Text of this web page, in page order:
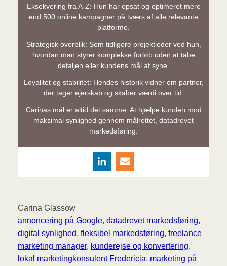
Eksekvering fra A-Z: Hun har opsat og optimeret mere
end 500 online kampagner på tværs af alle relevante
platforme.
Strategisk overblik: Som tidligere projektleder ved hun,
hvordan man styrer komplekse forløb uden at tabe
detaljen eller kundens mål af syne.
Loyalitet og stabilitet: Hendes historik vidner om partner,
der tager ejerskab og skaber værdi over tid.
Carinas mål er altid det samme: At hjælpe kunden mod
maksimal synlighed gennem målrettet, datadrevet
markedsføring.
Carina Glassow
annoncering på Google, datadrevet markedsføring
digital synlighed, fleksibel markedsføring, freelance
marketing manager, kunderejse og konvertering
lokal marketingkonsulent Fredericia, marketing på